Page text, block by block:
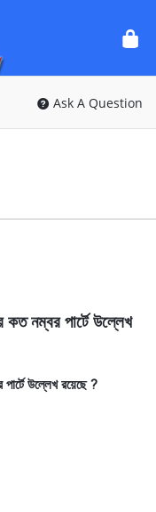
Ask A Question
কত নম্বর পার্টে উল্লেখ
উল্লেখ রয়েছে ?